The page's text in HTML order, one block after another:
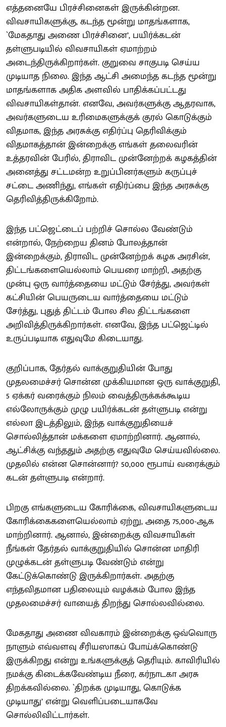
எத்தனையே பிரச்சினைகள் இருக்கின்றன.
விவசாயிகளுக்கு, கடந்த மூன்று மாதங்களாக,
`மேகதாது அணை பிரச்சினை’, பயிர்க்கடன்
தள்ளுபடியில் விவசாயிகள் ஏமாற்றம்
அடைந்திருக்கிறார்கள். குறுவை சாகுபடி செய்ய
முடியாத நிலை. இந்த ஆட்சி அமைந்த கடந்த மூன்று
மாதங்களாக அதிக அளவில் பாதிக்கப்பட்டது
விவசாயிகள்தான். எனவே, அவர்களுக்கு ஆதரவாக,
அவர்களுடைய உரிமைகளுக்குக் குரல் கொடுக்கும்
விதமாக, இந்த அரசுக்கு எதிர்ப்பு தெரிவிக்கும்
விதமாகத்தான் இன்றைக்கு எங்கள் தலைவரின்
உத்தரவின் பேரில், திராவிட முன்னேற்றக் கழகத்தின்
அனைத்து சட்டமன்ற உறுப்பினர்களும் கருப்புச்
சட்டை அணிந்து, எங்கள் எதிர்ப்பை இந்த அரசுக்கு
தெரிவித்திருக்கிறோம்.
இந்த பட்ஜெட்டைப் பற்றிச் சொல்ல வேண்டும்
என்றால், நேற்றைய தினம் போலத்தான்
இன்றைக்கும், திராவிட முன்னேற்றக் கழக அரசின்,
திட்டங்களையெல்லாம் பெயரை மாற்றி, அதற்கு
முன்பு ஒரு வார்த்தையை மட்டும் சேர்த்து, அவர்கள்
கட்சியின் பெயருடைய வார்த்தையை மட்டும்
சேர்த்து, புதுத் திட்டம் போல சில திட்டங்களை
அறிவித்திருக்கிறார்கள். எனவே, இந்த பட்ஜெட்டில்
உருப்படியாக எதுவுமே கிடையாது.
குறிப்பாக, தேர்தல் வாக்குறுதியின் போது
முதலமைச்சர் சொன்ன முக்கியமான ஒரு வாக்குறுதி,
5 ஏக்கர் வரைக்கும் நிலம் வைத்திருக்கக்கூடிய
எல்லோருக்கும் முழு பயிர்க்கடன் தள்ளுபடி என்று
எல்லா இடத்திலும், இந்த வாக்குறுதியைச்
சொல்லித்தான் மக்களை ஏமாற்றினார். ஆனால்,
ஆட்சிக்கு வந்ததும் அதற்கு எதுவுமே செய்யவில்லை.
முதலில் என்ன சொன்னார்? 50,000 ரூபாய் வரைக்கும்
கடன் தள்ளுபடி என்றார்.
பிறகு எங்களுடைய கோரிக்கை, விவசாயிகளுடைய
கோரிக்கைகளையெல்லாம் ஏற்று, அதை 75,000-ஆக
மாற்றினார். ஆனால், இன்றைக்கு விவசாயிகள்
நீங்கள் தேர்தல் வாக்குறுதியில் சொன்ன மாதிரி
முழுக்கடன் தள்ளுபடி வேண்டும் என்று
கேட்டுக்கொண்டு இருக்கிறார்கள். அதற்கு
எந்தவிதமான பதிலையும் வழக்கம் போல இந்த
முதலமைச்சர் வாயைத் திறந்து சொல்லவில்லை.
மேகதாது அணை விவகாரம் இன்றைக்கு ஒவ்வொரு
நாளும் எவ்வளவு சீரியஸாகப் போய்க்கொண்டு
இருக்கிறது என்று உங்களுக்குத் தெரியும். காவிரியில்
நமக்கு கிடைக்கவேண்டிய நீரை, கர்நாடகா அரசு
திறக்கவில்லை. `திறக்க முடியாது, கொடுக்க
முடியாது’ என்று வெளிப்படையாகவே
சொல்லிவிட்டார்கள்.